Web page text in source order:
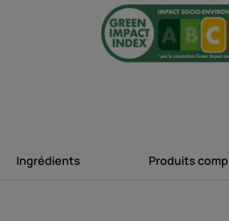
• Routine IN & OUT:
Environnement
Ingrédients Produits